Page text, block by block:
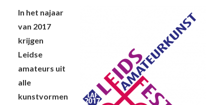
In het najaar
van 2017
krijgen
Leidse
amateurs uit
alle
kunstvormen